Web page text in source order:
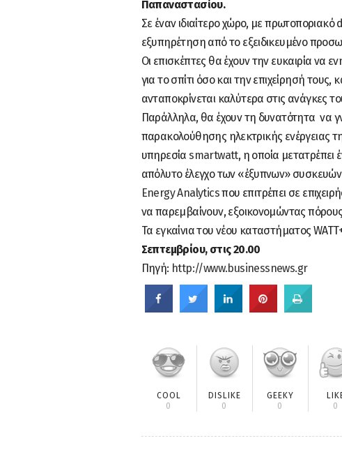
Παπαναστασίου.
Σε έναν ιδιαίτερο χώρο, με
εξυπηρέτηση από το εξειδικευμένο
Οι επισκέπτες θα έχουν την ευκαιρία να
για το σπίτι όσο και την επιχείρησή τους,
ανταποκρίνεται καλύτερα στις ανάγκες
Παράλληλα, θα έχουν τη δυνατότητα να
παρακολούθησης ηλεκτρικής ενέργειας
υπηρεσίαsmartwatt, η οποία μετατρέπει
απόλυτο έλεγχο των «έξυπνων»
Energy Analyticsπου επιτρέπει σε
να παρεμβαίνουν, εξοικονομώντας
Τα εγκαίνια του νέου καταστήματος
Σεπτεμβρίου, στις 20.00
Πηγή: http://www.businessnews.gr
COOL
0
DISLIKE
0
GEEKY
0
0